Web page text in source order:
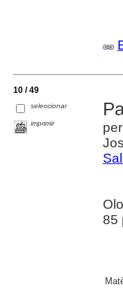
10 / 49
seleccionar
imprimir
85